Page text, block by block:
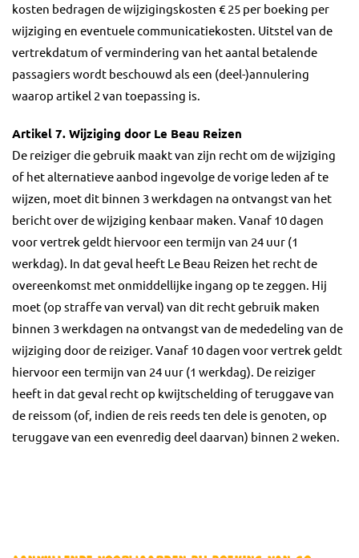
kosten bedragen de wijzigingskosten € 25 per boeking per
wijziging en eventuele communicatiekosten. Uitstel van de
vertrekdatum of vermindering van het aantal betalende
passagiers wordt beschouwd als een (deel-)annulering
waarop artikel 2 van toepassing is.
Artikel 7. Wijziging door Le Beau Reizen
De reiziger die gebruik maakt van zijn recht om de wijziging
of het alternatieve aanbod ingevolge de vorige leden af te
wijzen, moet dit binnen 3 werkdagen na ontvangst van het
bericht over de wijziging kenbaar maken. Vanaf 10 dagen
voor vertrek geldt hiervoor een termijn van 24 uur (1
werkdag). In dat geval heeft Le Beau Reizen het recht de
overeenkomst met onmiddellijke ingang op te zeggen. Hij
moet (op straffe van verval) van dit recht gebruik maken
binnen 3 werkdagen na ontvangst van de mededeling van de
wijziging door de reiziger. Vanaf 10 dagen voor vertrek geldt
hiervoor een termijn van 24 uur (1 werkdag). De reiziger
heeft in dat geval recht op kwijtschelding of teruggave van
de reissom (of, indien de reis reeds ten dele is genoten, op
teruggave van een evenredig deel daarvan) binnen 2 weken.